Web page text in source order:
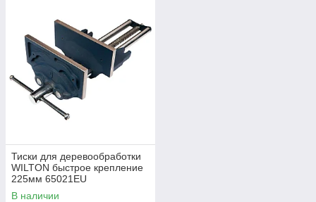
Тиски для деревообработки
WILTON быстрое крепление
225мм 65021EU
В наличии